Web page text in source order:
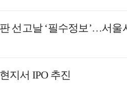
선고날 ‘필수정보’…서울
지서 IPO 추진